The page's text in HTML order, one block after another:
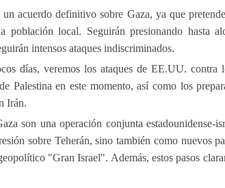
acuerdo definitivo sobre Gaza, ya que
local. Seguirán presionando hasta
intensos ataques indiscriminados.
días, veremos los ataques de EE.UU. contra
Palestina en este momento, así como los
Irán.
son una operación conjunta estadounidense-
sobre Teherán, sino también como nuevos
"Gran Israel". Además, estos pasos